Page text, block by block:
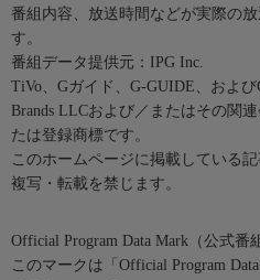
番組内容、放送時間などが実際の
す。
番組データ提供元：IPG Inc.
TiVo、Gガイド、G-GUIDE、およ
Brands LLCおよび／またはその関
たは登録商標です。
このホームページに掲載している
複写・転載を禁じます。
Official Program Data Mark（公式番
このマークは「Official Program